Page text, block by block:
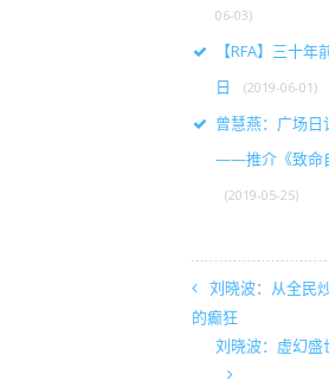
06-03)
【RFA】三十
日
(2019-06-01)
曾慧燕：广场日
——推介《致命
(2019-05-25)
刘晓波：从全民
的癫狂
刘晓波：虚幻盛